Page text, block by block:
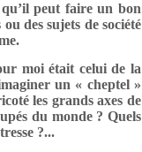
peut faire un bon
des sujets de société
moi était celui de la
un « cheptel »
les grands axes de
du monde ? Quels
?...